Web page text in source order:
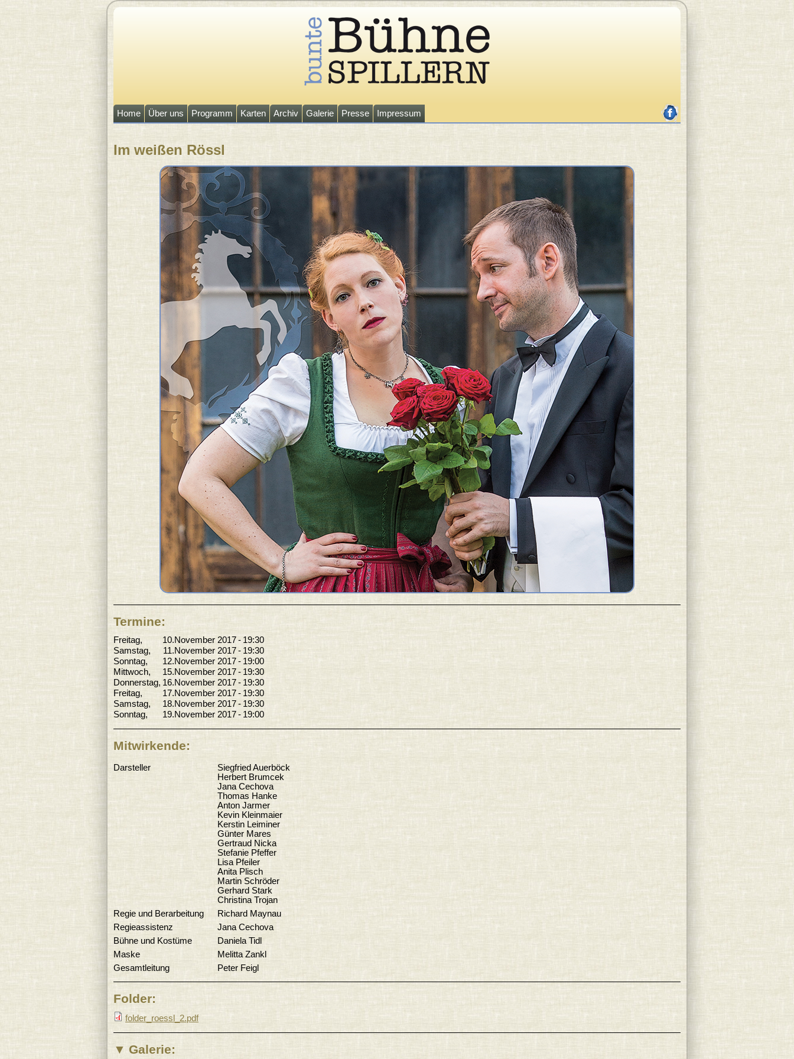
Home Über uns Programm Karten Archiv Galerie Presse Impressum
facebook
Sie sind hier
Im weißen Rössl
Termine:
Freitag 10.November 2017
19:30
Samstag
11.November 2017
19:30
Sonntag
12.November 2017
19:00
Mittwoch
15.November 2017
19:30
Donnerstag 16.November 2017
19:30
Freitag
17.November 2017
19:30
Samstag
18.November 2017
19:30
Sonntag
19.November 2017 19:00
Mitwirkende:
Darsteller
Siegfried Auerböck
Herbert Brumcek
Jana Cechova
Thomas Hanke
Anton Jarmer
Kevin Kleinmaier
Kerstin Leiminer
Günter Mares
Gertraud Nicka
Stefanie Pfeffer
Lisa Pfeiler
Anita Plisch
Martin Schröder
Gerhard Stark
Christina Trojan
Regie und Berarbeitung
Richard Maynau
Regieassistenz
Jana Cechova
Bühne und Kostüme
Daniela Tidl
Maske
Melitta Zankl
Gesamtleitung
Peter Feigl
Folder:
folder_roessl_2.pdf
Galerie: